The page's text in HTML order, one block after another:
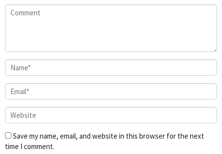
Save my name, email, and website in this browser for the next
time I comment.